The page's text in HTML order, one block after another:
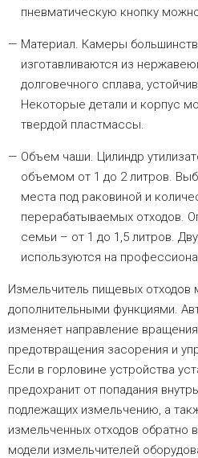
пневматическую кнопку
Материал. Камеры
изготавливаются из
долговечного сплава,
Некоторые детали и корпус
твердой пластмассы.
Объем чаши. Цилиндр
объемом от 1 до 2 литров.
места под раковиной и
перерабатываемых отходов.
семьи – от 1 до 1,5 литров.
используются на
Измельчитель пищевых
дополнительными функциями.
изменяет направление
предотвращения засорения и
Если в горловине устройства
предохранит от попадания
подлежащих измельчению, а
измельченных отходов обратно
модели измельчителей